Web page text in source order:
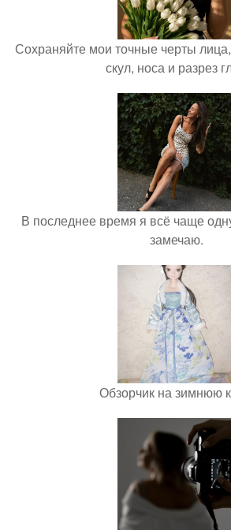
Сохраняйте мои точные черты
скул, носа и разрез
В последнее время я всё чаще
замечаю.
Обзорчик на зимнюю